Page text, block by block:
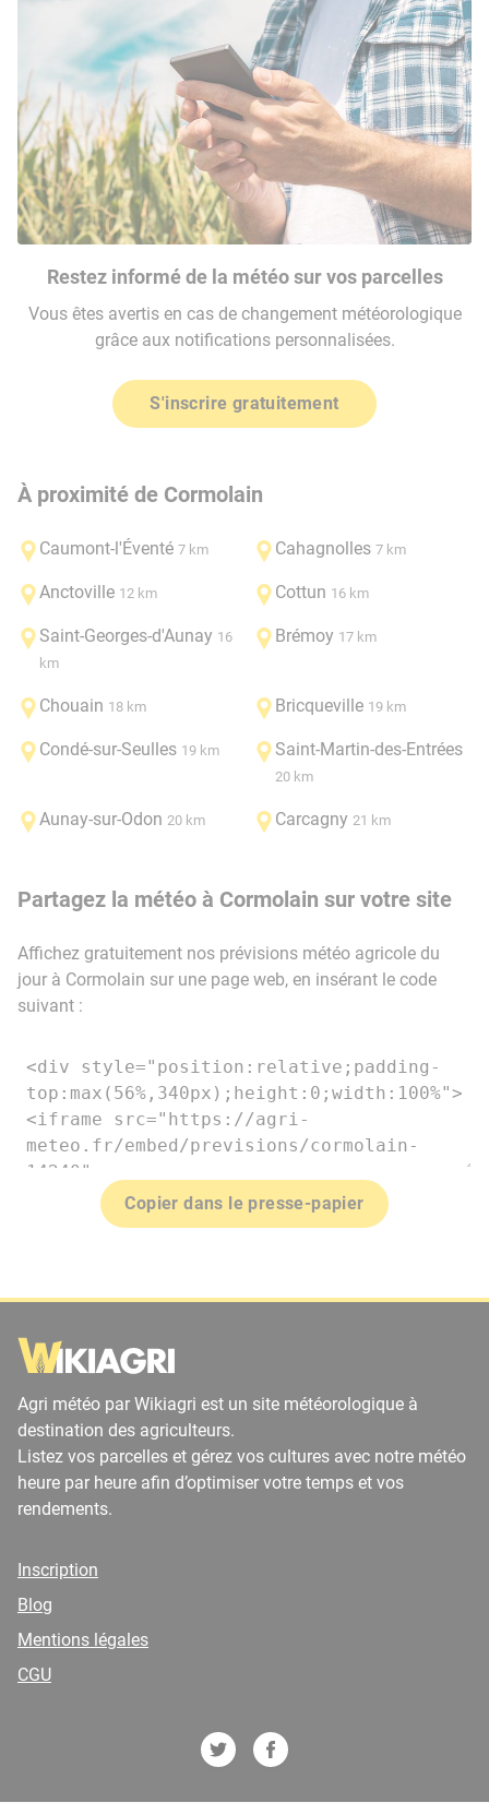
Restez informé de la météo sur vos parcelles
Vous êtes avertis en cas de changement météorologique
grâce aux notifications personnalisées.
S'inscrire gratuitement
À proximité de Cormolain
Caumont-l'Éventé 7 km Cahagnolles 7 km
Anctoville 12 km Cottun 16 km
Saint-Georges-d'Aunay 16
km
Brémoy 17 km
Chouain 18 km Bricqueville 19 km
Condé-sur-Seulles 19 km Saint-Martin-des-Entrées
20 km
Aunay-sur-Odon 20 km Carcagny 21 km
Partagez la météo à Cormolain sur votre site
Affichez gratuitement nos prévisions météo agricole du
jour à Cormolain sur une page web, en insérant le code
suivant :
Copier dans le presse-papier
Agri météo par Wikiagri est un site météorologique à
destination des agriculteurs.
Listez vos parcelles et gérez vos cultures avec notre météo
heure par heure afin d’optimiser votre temps et vos
rendements.
Inscription
Blog
Mentions légales
CGU